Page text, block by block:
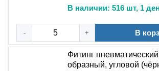
Диаметр трубки: уточняется в
Рабочее давление: до 1,0 МПа (10
Максимальное давление:
Отрицательное давление
В наличии: 516 шт, 1
- + В
Фитинг
образный, угловой